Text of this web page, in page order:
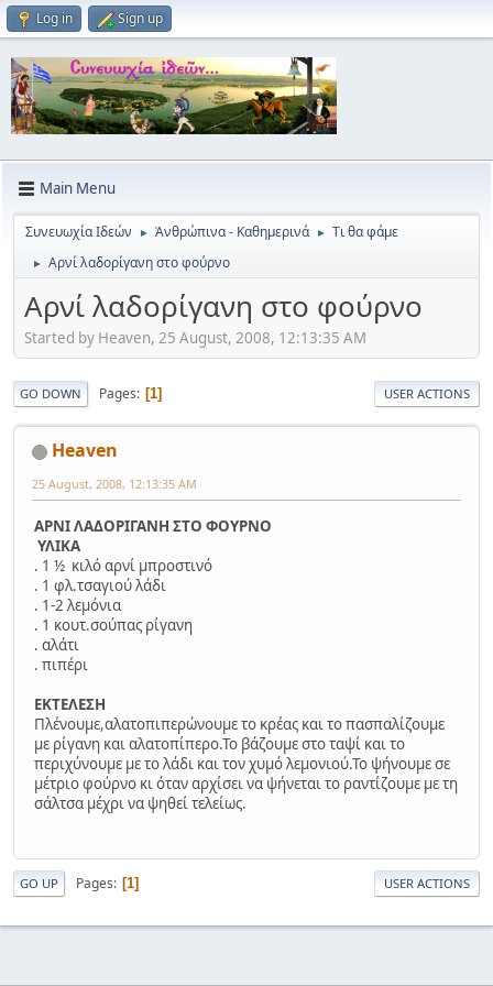
Log in Sign up
Main Menu
Συνευωχία Ιδεών ► Ἀνθρώπινα - Καθημερινά ► Τι θα φάμε
► Αρνί λαδορίγανη στο φούρνο
Αρνί λαδορίγανη στο φούρνο
Started by Heaven, 25 August, 2008, 12:13:35 AM
GO DOWN Pages 1 USER ACTIONS
Heaven
25 August, 2008, 12:13:35 AM
ΑΡΝΙ ΛΑΔΟΡΙΓΑΝΗ ΣΤΟ ΦΟΥΡΝΟ
ΥΛΙΚΑ
. 1 ½ κιλό αρνί μπροστινό
. 1 φλ.τσαγιού λάδι
. 1-2 λεμόνια
. 1 κουτ.σούπας ρίγανη
. αλάτι
. πιπέρι
ΕΚΤΕΛΕΣΗ
Πλένουμε,αλατοπιπερώνουμε το κρέας και το πασπαλίζουμε
με ρίγανη και αλατοπίπερο.Το βάζουμε στο ταψί και το
περιχύνουμε με το λάδι και τον χυμό λεμονιού.Το ψήνουμε σε
μέτριο φούρνο κι όταν αρχίσει να ψήνεται το ραντίζουμε με τη
σάλτσα μέχρι να ψηθεί τελείως.
GO UP Pages 1 USER ACTIONS